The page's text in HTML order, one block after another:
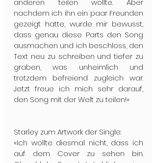
nachdem ich ihn ein paar Freunden
gezeigt hatte, wurde mir bewusst,
dass genau diese Parts den Song
ausmachen und ich beschloss, den
Text neu zu schreiben und tiefer zu
graben, was unheimlich und
trotzdem befreiend zugleich war.
Jetzt freue ich mich sehr darauf,
den Song mit der Welt zu teilen!»
Starley zum Artwork der Single:
«Ich wollte diesmal nicht, dass ich
auf dem Cover zu sehen bin.